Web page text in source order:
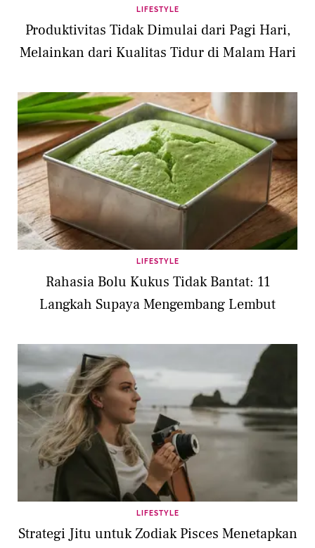
LIFESTYLE
Produktivitas Tidak Dimulai dari Pagi Hari,
Melainkan dari Kualitas Tidur di Malam Hari
LIFESTYLE
Rahasia Bolu Kukus Tidak Bantat: 11
Langkah Supaya Mengembang Lembut
LIFESTYLE
Strategi Jitu untuk Zodiak Pisces Menetapkan